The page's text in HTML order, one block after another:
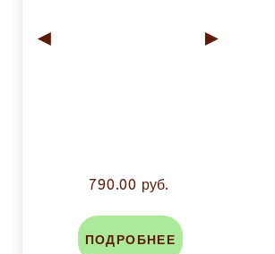
◄ ►
790.00 руб.
ПОДРОБНЕЕ